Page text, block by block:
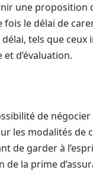
une proposition
le délai de
tels que ceux
d’évaluation.
de
les modalités de
de garder à
la prime